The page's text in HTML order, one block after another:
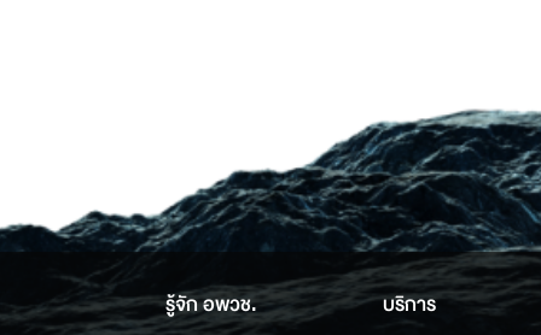
รู้จัก อพวช. บริการ